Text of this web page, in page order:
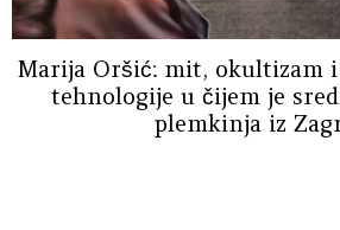
Marija Oršić: mit, okultizam
tehnologije u čijem je
plemkinja iz